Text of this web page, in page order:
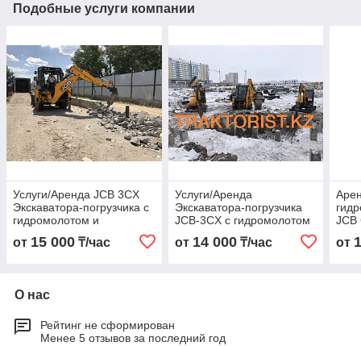
Подобные услуги компании
Услуги/Аренда JCB 3CX
Экскаватора-погрузчика с
гидромолотом и
от 15 000 ₸/час
Услуги/Аренда
Экскаватора-погрузчика
JCB-3CX с гидромолотом
от 14 000₸/час
JCB
от
О нас
Рейтинг не сформирован
Менее 5 отзывов за последний год